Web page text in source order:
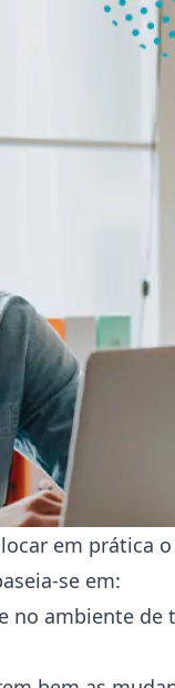
em prática
se em:
no ambiente de